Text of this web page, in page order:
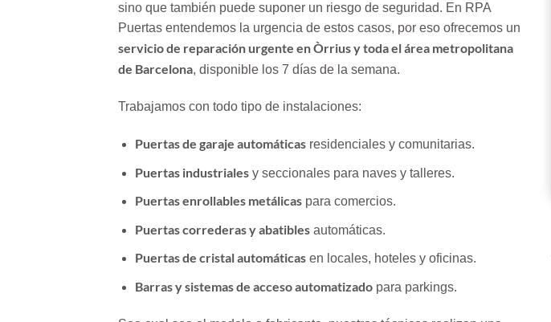
sino que también puede suponer un riesgo de seguridad. En RPA
Puertas entendemos la urgencia de estos casos, por eso ofrecemos un
servicio de reparación urgente en Òrrius y toda el área metropolitana
de Barcelona, disponible los 7 días de la semana.
Trabajamos con todo tipo de instalaciones:
Puertas de garaje automáticasresidenciales y comunitarias.
Puertas industrialesy seccionales para naves y talleres.
Puertas enrollables metálicaspara comercios.
Puertas correderas y abatiblesautomáticas.
Puertas de cristal automáticasen locales, hoteles y oficinas.
Barras y sistemas de acceso automatizadopara parkings.